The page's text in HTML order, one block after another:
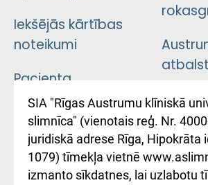
Iekšējās kārtības
noteikumi
Pacienta
atsauksmju/sūdzību
iesniegšanas
kārtība
Kā pie mums nokļūt
лікарні
SIA "Rīgas Austrumu klīniskā
slimnīca" (vienotais reģ. Nr.
juridiskā adrese Rīga, Hipokrāta
1079) tīmekļa vietnē
izmanto sīkdatnes, lai uzlabotu